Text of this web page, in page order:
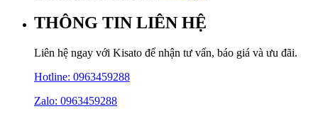
THÔNG TIN LIÊN HỆ
Liên hệ ngay với Kisato để nhận tư vấn, báo giá và ưu đãi.
Hotline: 0963459288
Zalo: 0963459288